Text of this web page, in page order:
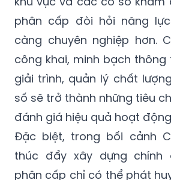
phân cấp đòi hỏi năng
càng chuyên nghiệp hơn.
công khai, minh bạch thông
giải trình, quản lý chất
số sẽ trở thành những tiêu
đánh giá hiệu quả hoạt
Đặc biệt, trong bối cảnh
thúc đẩy xây dựng chính
phân cấp chỉ có thể phát